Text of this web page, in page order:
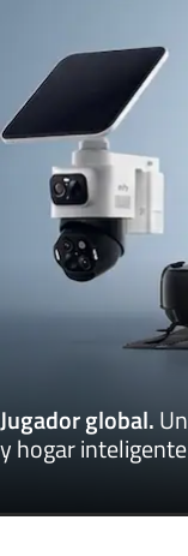
Jugador global.
y hogar